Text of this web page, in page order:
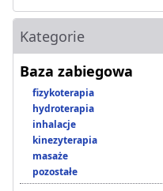
Kategorie
Baza zabiegowa
fizykoterapia
hydroterapia
inhalacje
kinezyterapia
masaże
pozostałe